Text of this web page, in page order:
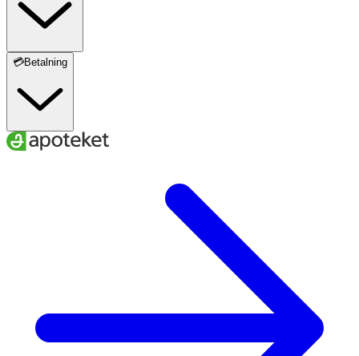
💳Betalning